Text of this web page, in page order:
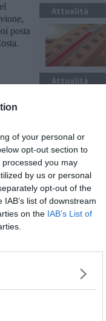
of your personal or
opt-out section to
you may
by us or personal
opt-out of the
list of downstream
on the IAB’s List of
posta
Attualità
Attualità
Attualità